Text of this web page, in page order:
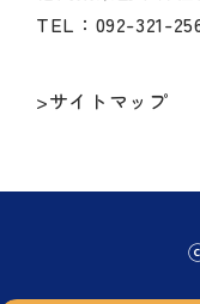
TEL：092-321-
>サイトマップ